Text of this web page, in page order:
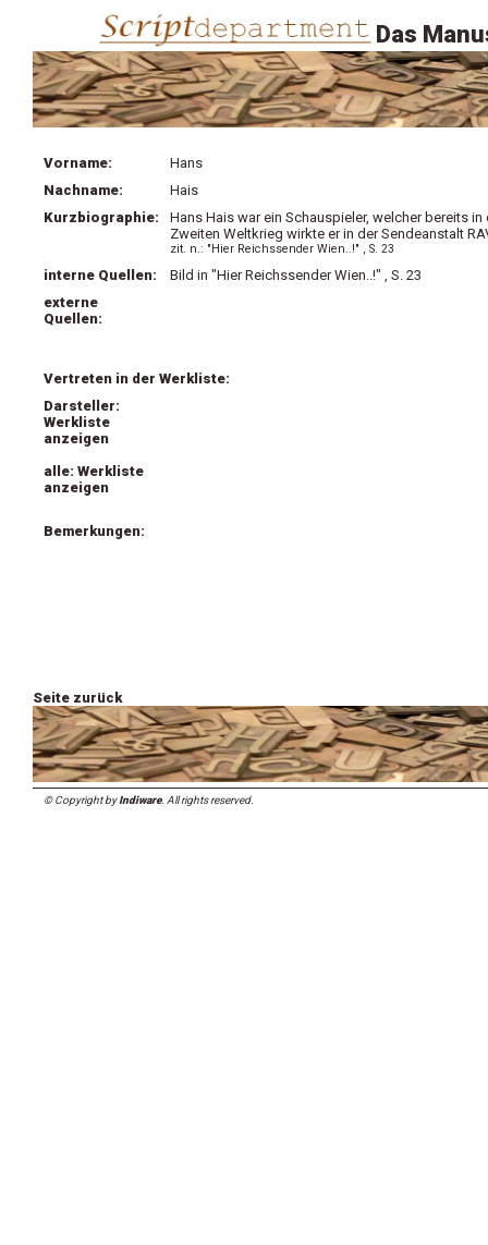
Das
Vorname:
Hans
Nachname:
Hais
Kurzbiographie:
Hans Hais war ein Schauspieler, welcher bereits
Zweiten Weltkrieg wirkte er in der Sendeanstalt
zit. n.: "Hier Reichssender Wien..!" , S. 23
interne Quellen:
Bild in "Hier Reichssender Wien..!" , S. 23
externe
Quellen:
Vertreten in der Werkliste:
Darsteller:
Werkliste
anzeigen
alle: Werkliste
anzeigen
Bemerkungen:
Seite zurück
© Copyright byIndiware. All rights reserved.